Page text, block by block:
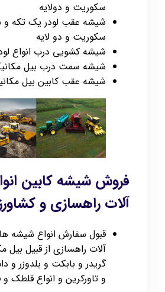
سکوریت و دولایه
شیشه عقب لودر یک تکه و
سکوریت و دو لایه
شیشه کشویی درب انواع
شیشه سمت درب بیل
شیشه عقب کابین بیل
فروش شیشه کابین
آلات راهسازی و
قبول سفارش انواع شیشه
آلات راهسازی از قبیل بیل
گریدر و بابکت و بلدوزر و
و تاورکرین و انواع قلطک و